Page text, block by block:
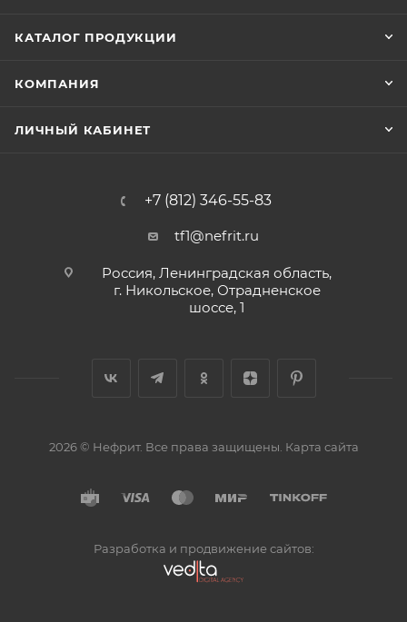
КАТАЛОГ ПРОДУКЦИИ
КОМПАНИЯ
ЛИЧНЫЙ КАБИНЕТ
+7 (812) 346-55-83
tf1@nefrit.ru
Россия, Ленинградская область,
г. Никольское, Отрадненское
шоссе, 1
2026 © Нефрит. Все права защищены. Карта сайта
Разработка и продвижение сайтов: